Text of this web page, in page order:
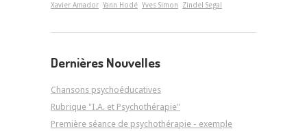
Xavier Amador Yann Hodé Yves Simon Zindel Segal
Dernières Nouvelles
Chansons psychoéducatives
Rubrique "I.A. et Psychothérapie"
Première séance de psychothérapie - exemple